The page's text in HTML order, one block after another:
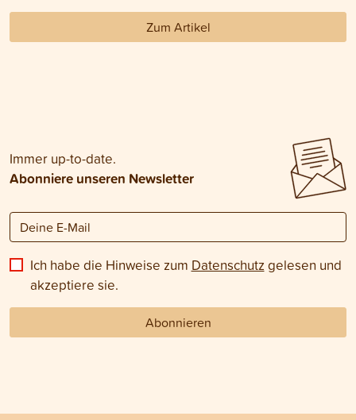
Zum Artikel
Immer up-to-date.
Abonniere unseren Newsletter
Ich habe die Hinweise zum Datenschutz gelesen und
akzeptiere sie.
Abonnieren